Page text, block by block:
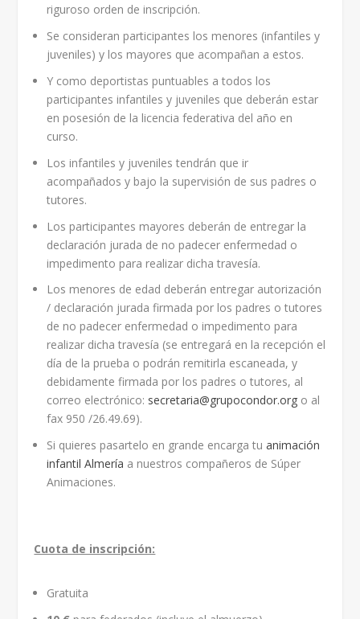
riguroso orden de inscripción.
Se consideran participantes los menores (infantiles y
juveniles) y los mayores que acompañan a estos.
Y como deportistas puntuables a todos los
participantes infantiles y juveniles que deberán estar
en posesión de la licencia federativa del año en
curso.
Los infantiles y juveniles tendrán que ir
acompañados y bajo la supervisión de sus padres o
tutores.
Los participantes mayores deberán de entregar la
declaración jurada de no padecer enfermedad o
impedimento para realizar dicha travesía.
Los menores de edad deberán entregar autorización
/ declaración jurada firmada por los padres o tutores
de no padecer enfermedad o impedimento para
realizar dicha travesía (se entregará en la recepción el
día de la prueba o podrán remitirla escaneada, y
debidamente firmada por los padres o tutores, al
correo electrónico: secretaria@grupocondor.org o al
fax 950 /26.49.69).
Si quieres pasartelo en grande encarga tuanimación
infantil Almería a nuestros compañeros de Súper
Animaciones.
Cuota de inscripción:
Gratuita